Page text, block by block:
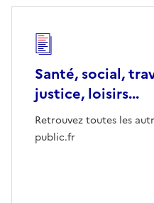
Santé, social,
justice, loisirs...
Retrouvez toutes les
public.fr